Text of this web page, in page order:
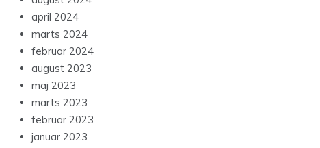
januar 2023
december 2022
november 2022
oktober 2022
maj 2022
marts 2022
januar 2022
august 2021